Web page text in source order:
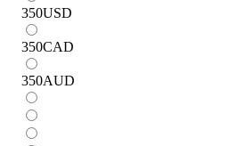
350USD
350CAD
350AUD